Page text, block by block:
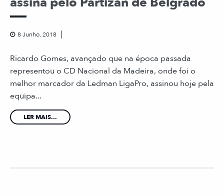
8 Junho, 2018
Ricardo Gomes, avançado que na época passada
representou o CD Nacional da Madeira, onde foi o
melhor marcador da Ledman LigaPro, assinou hoje pela
equipa...
LER MAIS...